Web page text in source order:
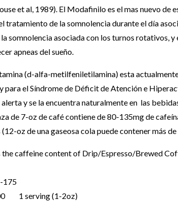
et al, 1989). El Modafinilo es el mas nuevo de
tratamiento de la somnolencia durante el día
somnolencia asociada con los turnos rotativos,
apneas del sueño.
(d-alfa-metilfeniletilamina) esta
para el Síndrome de Déficit de Atención e
y se la encuentra naturalmente en las
de 7-oz de café contiene de 80-135mg de
(12-oz de una gaseosa cola puede contener más
the caffeine content of Drip/Espresso/Brewed
1 serving (1-2oz)